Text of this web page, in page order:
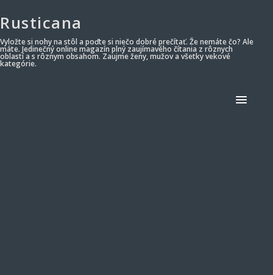
Rusticana
Vyložte si nohy na stôl a poďte si niečo dobré prečítať. Že nemáte čo? Ale
máte. Jedinečný online magazín plný zaujímavého čítania z rôznych
oblastí a s rôznym obsahom. Zaujme ženy, mužov a všetky vekové
kategórie.